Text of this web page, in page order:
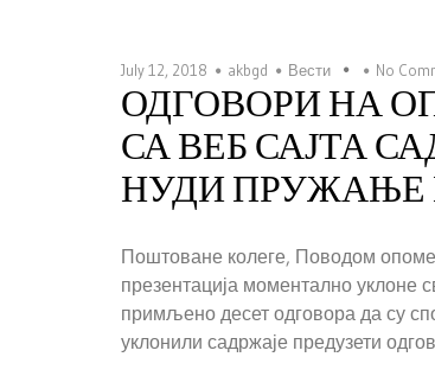
July 12, 2018 akbgd Вести No
ОДГОВОРИ НА
СА ВЕБ САЈТА
НУДИ
Поштоване колеге, Поводом
презентација моментално уклоне
примљено десет одговора да су
уклонили садржаје предузети